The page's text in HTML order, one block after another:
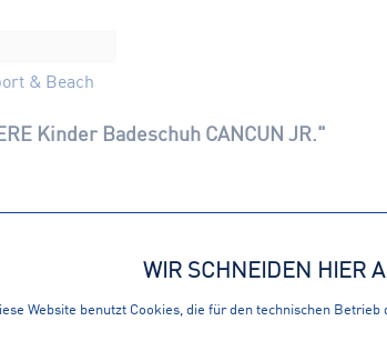
& Beach
Kinder Badeschuh CANCUN JR."
WIR SCHNEIDEN HIER
Website benutzt Cookies, die für den technischen